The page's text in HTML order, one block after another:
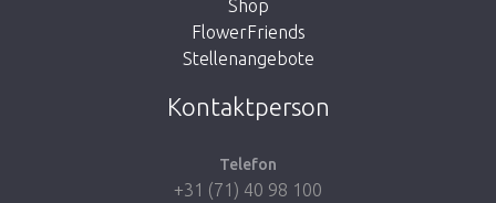
Zum Shop
Shop
FlowerFriends
Stellenangebote
Kontaktperson
Telefon
+31 (71) 40 98 100